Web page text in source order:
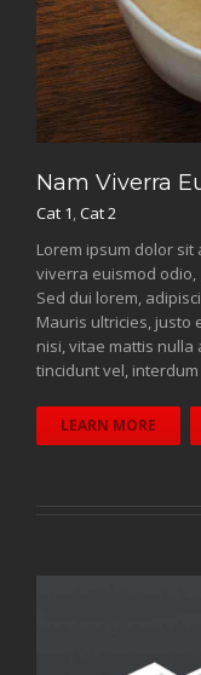
Nam Viverra
Cat 1,Cat 2
Lorem ipsum dolor sit
viverra euismod
Sed dui lorem,
Mauris ultricies, justo
nisi, vitae mattis nulla
tincidunt vel,
LEARN MORE